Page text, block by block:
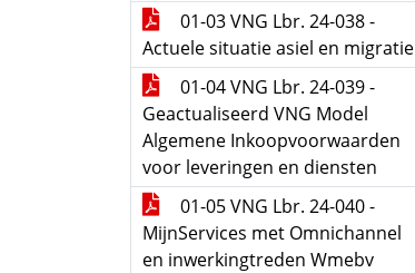
01-03 VNG Lbr. 24-038 -
Actuele situatie asiel en migratie
01-04 VNG Lbr. 24-039 -
Geactualiseerd VNG Model
Algemene Inkoopvoorwaarden
voor leveringen en diensten
01-05 VNG Lbr. 24-040 -
MijnServices met Omnichannel
en inwerkingtreden Wmebv